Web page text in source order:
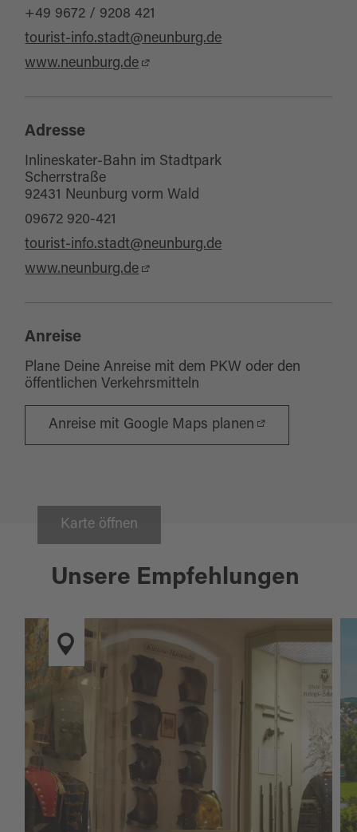
+49 9672 / 9208 421
tourist-info.stadt@neunburg.de
www.neunburg.de
Adresse
Inlineskater-Bahn im Stadtpark
Scherrstraße
92431 Neunburg vorm Wald
09672 920-421
tourist-info.stadt@neunburg.de
www.neunburg.de
Anreise
Plane Deine Anreise mit dem PKW oder den
öffentlichen Verkehrsmitteln
Anreise mit Google Maps planen
Karte öffnen
Unsere Empfehlungen